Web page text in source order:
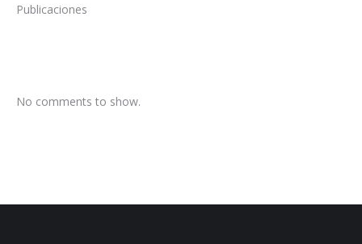
Publicaciones
No comments to show.